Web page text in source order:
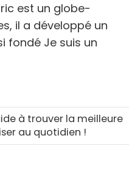
est un globe-
il a développé un
fondé Je suis un
à trouver la meilleure
au quotidien !